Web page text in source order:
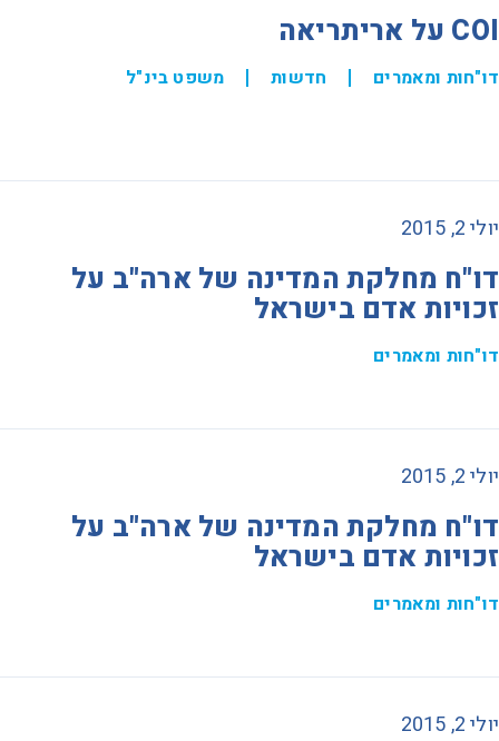
COI על אריתריאה
דו"חות ומאמרים חדשות משפט בינ"ל
יולי 2, 2015
דו"ח מחלקת המדינה של ארה"ב על
זכויות אדם בישראל
דו"חות ומאמרים
יולי 2, 2015
דו"ח מחלקת המדינה של ארה"ב על
זכויות אדם בישראל
דו"חות ומאמרים
יולי 2, 2015